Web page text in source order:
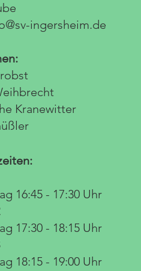
ingersheim.de
Kranewitter
16:45 - 17:30 Uhr
17:30 - 18:15 Uhr
18:15 - 19:00 Uhr